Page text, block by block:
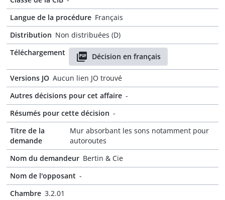
Langue de la procédure Français
Distribution Non distribuées (D)
Téléchargement
Décision en français
Versions JO Aucun lien JO trouvé
Autres décisions pour cet affaire -
Résumés pour cette décision -
Titre de la
demande
Mur absorbant les sons notamment pour
autoroutes
Nom du demandeur Bertin & Cie
Nom de l'opposant -
Chambre 3.2.01